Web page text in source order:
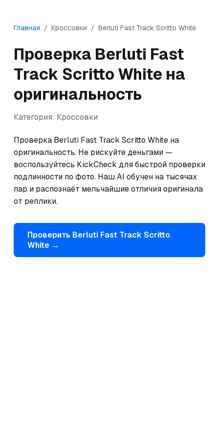
Главная / Кроссовки / Berluti Fast Track Scritto White
Проверка Berluti Fast
Track Scritto White на
оригинальность
Категория: Кроссовки
Проверка Berluti Fast Track Scritto White на
оригинальность. Не рискуйте деньгами —
воспользуйтесь KickCheck для быстрой проверки
подлинности по фото. Наш AI обучен на тысячах
пар и распознаёт мельчайшие отличия оригинала
от реплики.
Проверить Berluti Fast Track Scritto
White →